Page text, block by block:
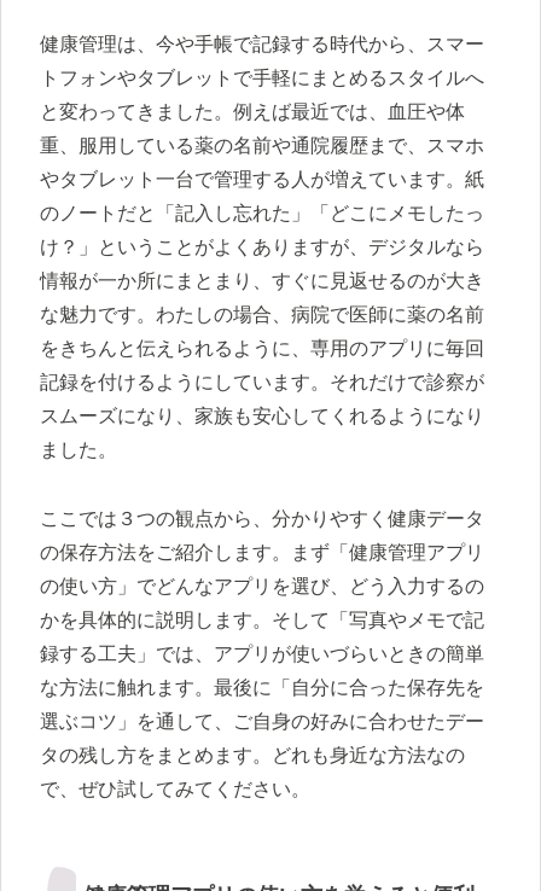
健康管理は、今や手帳で記録する時代から、スマー
トフォンやタブレットで手軽にまとめるスタイルへ
と変わってきました。例えば最近では、血圧や体
重、服用している薬の名前や通院履歴まで、スマホ
やタブレット一台で管理する人が増えています。紙
のノートだと「記入し忘れた」「どこにメモしたっ
け？」ということがよくありますが、デジタルなら
情報が一か所にまとまり、すぐに見返せるのが大き
な魅力です。わたしの場合、病院で医師に薬の名前
をきちんと伝えられるように、専用のアプリに毎回
記録を付けるようにしています。それだけで診察が
スムーズになり、家族も安心してくれるようになり
ました。
ここでは３つの観点から、分かりやすく健康データ
の保存方法をご紹介します。まず「健康管理アプリ
の使い方」でどんなアプリを選び、どう入力するの
かを具体的に説明します。そして「写真やメモで記
録する工夫」では、アプリが使いづらいときの簡単
な方法に触れます。最後に「自分に合った保存先を
選ぶコツ」を通して、ご自身の好みに合わせたデー
タの残し方をまとめます。どれも身近な方法なの
で、ぜひ試してみてください。